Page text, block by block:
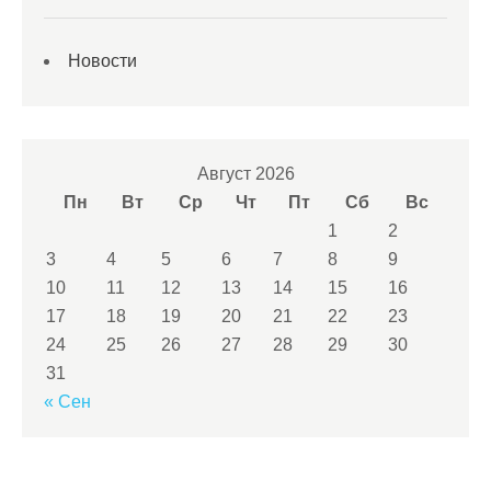
Новости
Август 2026
Пн
Вт Ср Чт Пт Сб
Вс
1
2
3
4 5 6 7 8
9
10
11 12 13 14 15
16
17
18 19 20 21 22
23
24
25 26 27 28 29
30
31
« Сен